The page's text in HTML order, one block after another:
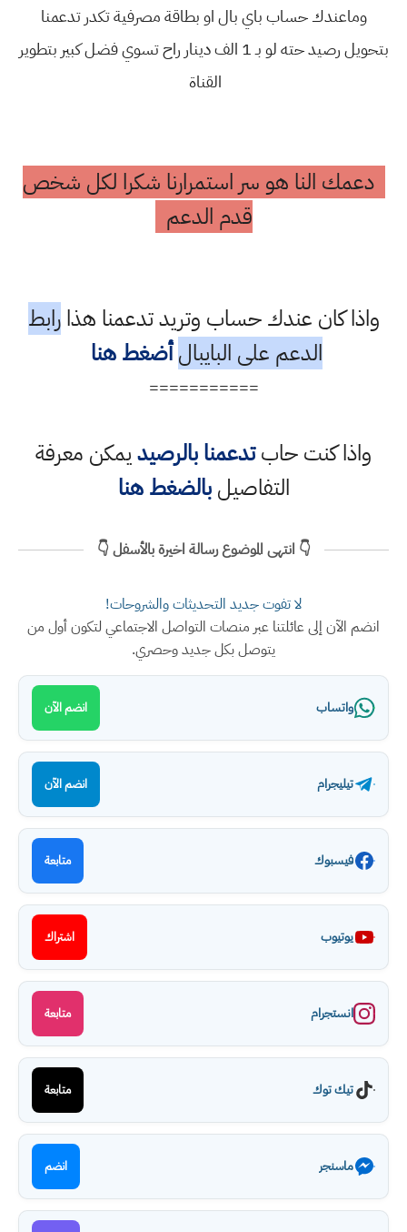
وماعندك حساب باي بال او بطاقة مصرفية تكدر تدعمنا
بتحويل رصيد حته لو بـ 1 الف دينار راح تسوي فضل كبير بتطوير
القناة
دعمك النا هو سر استمرارنا شكرا لكل شخص
قدم الدعم
واذا كان عندك حساب وتريد تدعمنا هذارابط
الدعم على البايبال أضغط هنا
===========
واذا كنت حابتدعمنا بالرصيديمكن معرفة
التفاصيلبالضغط هنا
👇 انتهى الموضوع رسالة اخيرة بالأسفل 👇
لا تفوت جديد التحديثات والشروحات!
انضم الآن إلى عائلتنا عبر منصات التواصل الاجتماعي لتكون أول من
يتوصل بكل جديد وحصري.
واتساب انضم الآن
تيليجرام انضم الآن
فيسبوك متابعة
يوتيوب اشتراك
انستجرام متابعة
تيك توك متابعة
ماسنجر انضم